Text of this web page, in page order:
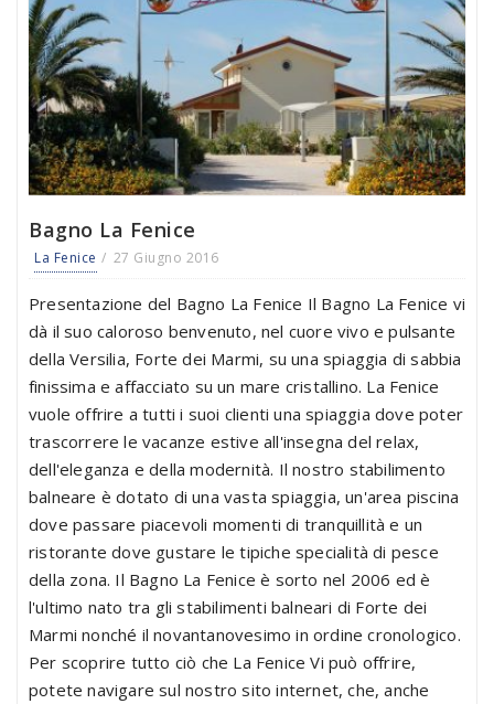
Bagno La Fenice
La Fenice 27 Giugno 2016
Presentazione del Bagno La Fenice Il Bagno La Fenice vi
dà il suo caloroso benvenuto, nel cuore vivo e pulsante
della Versilia, Forte dei Marmi, su una spiaggia di sabbia
finissima e affacciato su un mare cristallino. La Fenice
vuole offrire a tutti i suoi clienti una spiaggia dove poter
trascorrere le vacanze estive all'insegna del relax,
dell'eleganza e della modernità. Il nostro stabilimento
balneare è dotato di una vasta spiaggia, un'area piscina
dove passare piacevoli momenti di tranquillità e un
ristorante dove gustare le tipiche specialità di pesce
della zona. Il Bagno La Fenice è sorto nel 2006 ed è
l'ultimo nato tra gli stabilimenti balneari di Forte dei
Marmi nonché il novantanovesimo in ordine cronologico.
Per scoprire tutto ciò che La Fenice Vi può offrire,
potete navigare sul nostro sito internet, che, anche